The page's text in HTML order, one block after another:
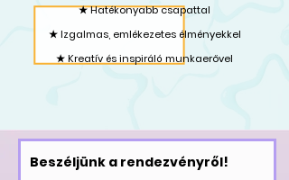
★ Hatékonyabb csapattal
★ Izgalmas, emlékezetes élményekkel
★ Kreatív és inspiráló munkaerővel
Beszéljünk a rendezvényről!